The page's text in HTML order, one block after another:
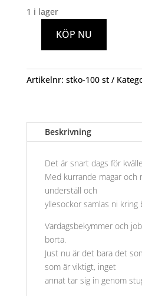
1 i lager
Stugmys
Kortspel
mängd
KÖP NU
Artikelnr: stko-100 st
Beskrivning
Det är snart dags för
Med kurrande magar och
underställ och
yllesockor samlas ni kring
Vardagsbekymmer och
borta.
Just nu är det bara det
som är viktigt, inget
annat tar sig in genom